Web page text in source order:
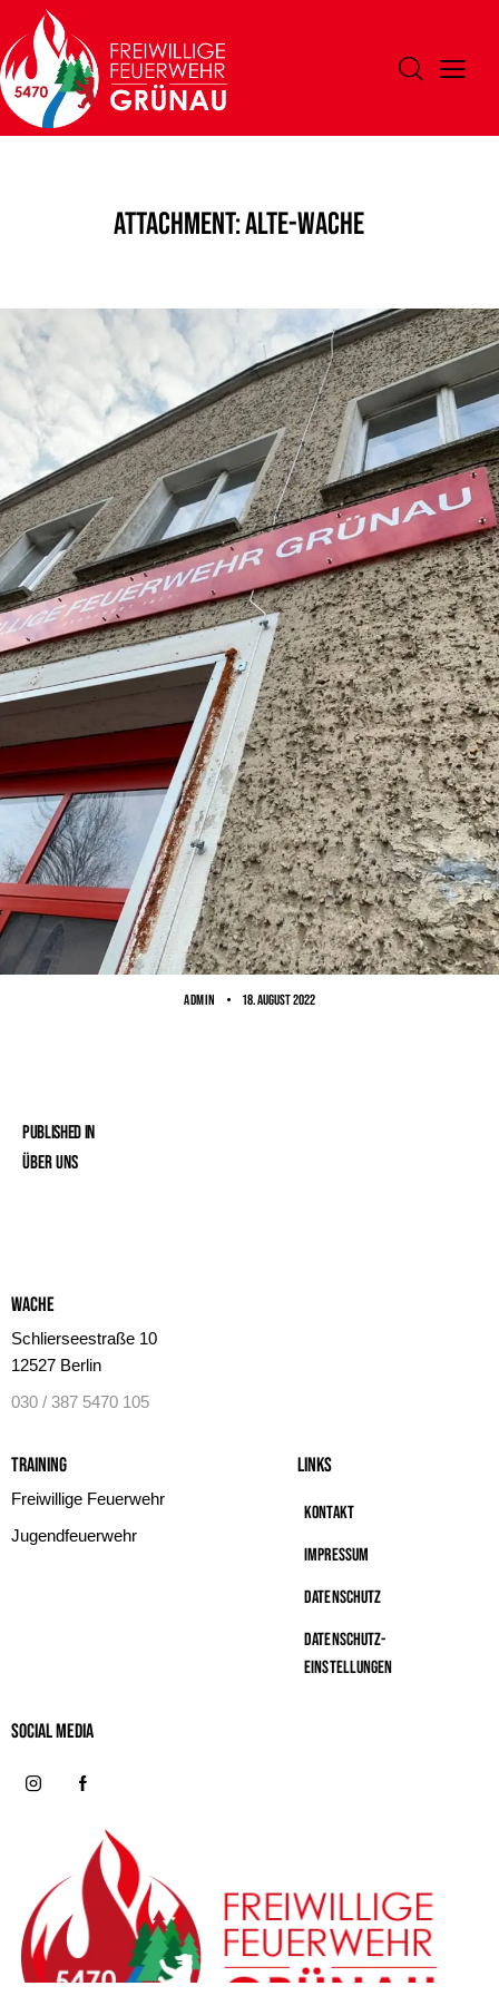
Attachment: alte-wache
ADMIN 18. August 2022
Published in
Über uns
Wache
Schlierseestraße 10
12527 Berlin
030 / 387 5470 105
Training
Freiwillige Feuerwehr
Jugendfeuerwehr
Links
Kontakt
Impressum
Datenschutz
Datenschutz-
Einstellungen
Social MeDIA